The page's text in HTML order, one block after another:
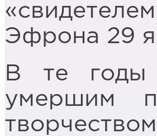
Эфрона 29
В те годы
умершим